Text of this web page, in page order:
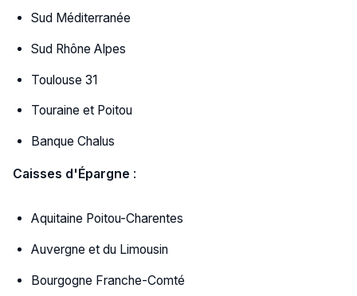
Sud Méditerranée
Sud Rhône Alpes
Toulouse 31
Touraine et Poitou
Banque Chalus
Caisses d'Épargne :
Aquitaine Poitou-Charentes
Auvergne et du Limousin
Bourgogne Franche-Comté